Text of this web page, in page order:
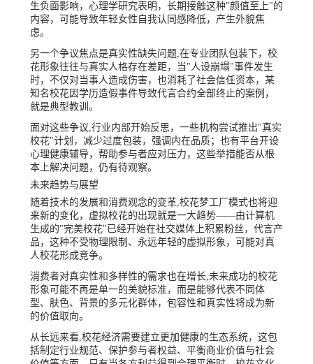
生负面影响，心理学研究表明，长期接触这种"颜值至上"的
内容，可能导致年轻女性自我认同感降低，产生外貌焦
虑。
另一个争议焦点是真实性缺失问题,在专业团队包装下，校
花形象往往与真实人格存在差距，当"人设崩塌"事件发生
时，不仅对当事人造成伤害，也消耗了社会信任资本，某
知名校花因学历造假事件导致代言合约全部终止的案例，
就是典型教训。
面对这些争议,行业内部开始反思，一些机构尝试推出"真实
校花"计划，减少过度包装，强调内在品质；也有平台开设
心理健康辅导，帮助参与者应对压力，这些举措能否从根
本上解决问题，仍有待观察。
未来趋势与展望
随着技术的发展和消费观念的变革,校花梦工厂模式也将迎
来新的变化，虚拟校花的出现就是一大趋势——由计算机
生成的"完美校花"已经开始在社交媒体上积累粉丝，代言产
品，这种不受物理限制、永远年轻的虚拟形象，可能对真
人校花形成竞争。
消费者对真实性和多样性的需求也在增长,未来成功的校花
形象可能不再是单一的美貌标准，而是能够代表不同体
型、肤色、背景的多元化群体，包容性和真实性将成为新
的价值取向。
从长远来看,校花经济需要建立更加健康的生态系统，这包
括制定行业规范、保护参与者权益、平衡商业价值与社会